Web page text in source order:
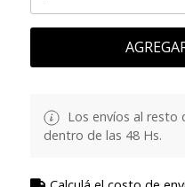
Los envíos al resto
dentro de las 48 Hs.